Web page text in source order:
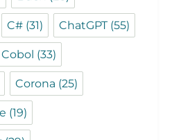
C# (31) ChatGPT(55)
Cobol (33)
Corona (25)
(19)